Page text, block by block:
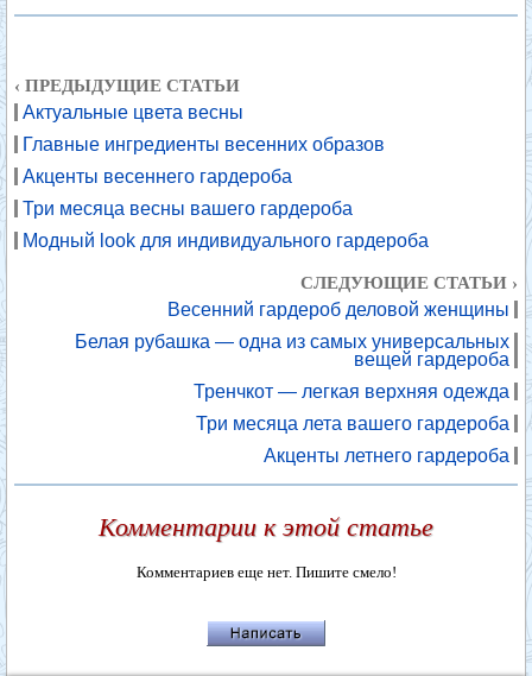
‹ ПРЕДЫДУЩИЕ СТАТЬИ
Актуальные цвета весны
Главные ингредиенты весенних образов
Акценты весеннего гардероба
Три месяца весны вашего гардероба
Модный look для индивидуального гардероба
СЛЕДУЮЩИЕ СТАТЬИ ›
Весенний гардероб деловой женщины
Белая рубашка — одна из самых универсальных
вещей гардероба
Тренчкот — легкая верхняя одежда
Три месяца лета вашего гардероба
Акценты летнего гардероба
Комментарии к этой статье
Комментариев еще нет. Пишите смело!